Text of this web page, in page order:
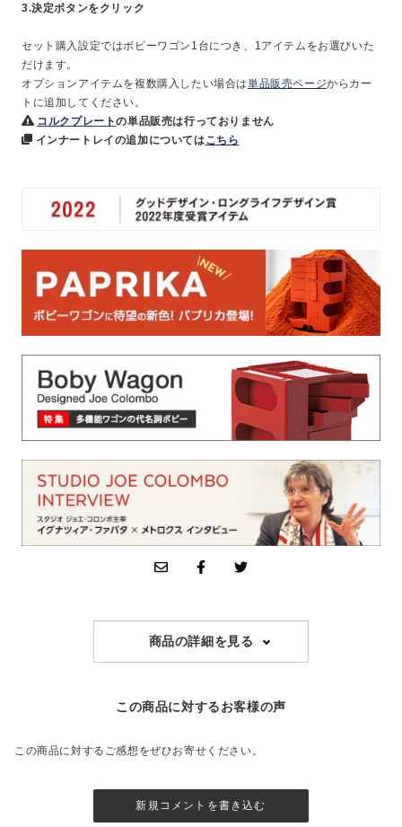
3.決定ボタンをクリック
セット購入設定ではボビーワゴン1台につき、1アイテムをお選びいた
だけます。
オプションアイテムを複数購入したい場合は単品販売ページからカー
トに追加してください。
コルクプレートの単品販売は行っておりません
インナートレイの追加についてはこちら
商品の詳細を見る
この商品に対するお客様の声
この商品に対するご感想をぜひお寄せください。
新規コメントを書き込む